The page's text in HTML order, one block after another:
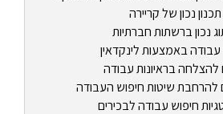
נכון של קריירה
נכון ברשתות חברתיות
עבודה באמצעות לינקדאין
להצלחה בראיונות עבודה
להרחבת שיטות חיפוש העבודה
חיפוש עבודה לבכירים